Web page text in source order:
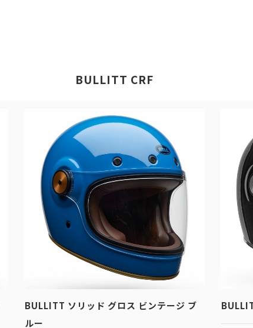
BULLITT CRF
BULLITT ソリッド グロス ビンテージ ブ
ルー